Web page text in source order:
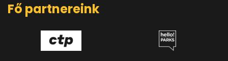
Fő partnereink